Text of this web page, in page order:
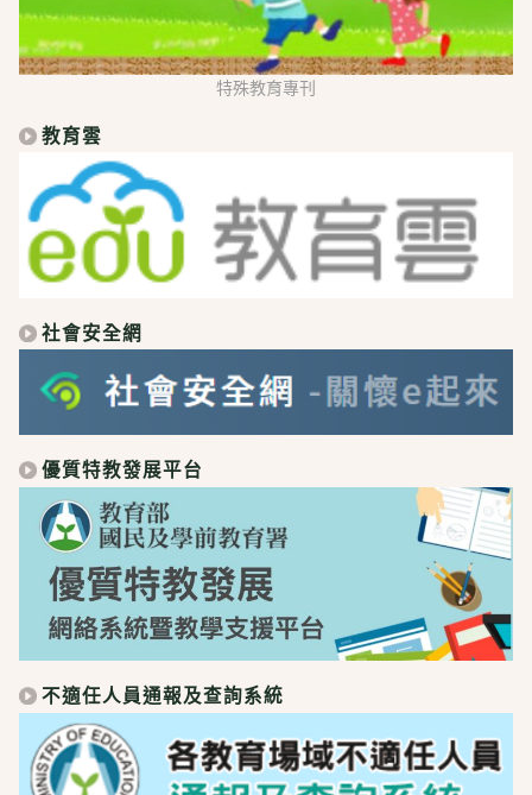
特殊教育專刊
教育雲
社會安全網
優質特教發展平台
不適任人員通報及查詢系統